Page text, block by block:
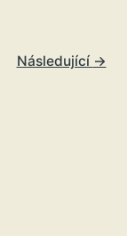
Následující →